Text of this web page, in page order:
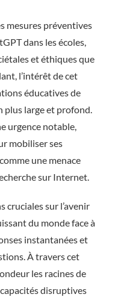
mesures préventives
dans les écoles,
et éthiques que
l’intérêt de cet
éducatives de
plus large et profond.
urgence notable,
mobiliser ses
une menace
sur Internet.
cruciales sur l’avenir
du monde face à
instantanées et
À travers cet
les racines de
disruptives